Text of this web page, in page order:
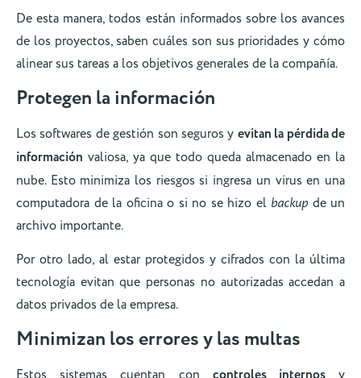
De esta manera, todos están informados sobre los avances
de los proyectos, saben cuáles son sus prioridades y cómo
alinear sus tareas a los objetivos generales de la compañía.
Protegen la información
Los softwares de gestión son seguros y evitan la pérdida de
información valiosa, ya que todo queda almacenado en la
nube. Esto minimiza los riesgos si ingresa un virus en una
computadora de la oficina o si no se hizo el backupde un
archivo importante.
Por otro lado, al estar protegidos y cifrados con la última
tecnología evitan que personas no autorizadas accedan a
datos privados de la empresa.
Minimizan los errores y las multas
Estos sistemas cuentan con
y